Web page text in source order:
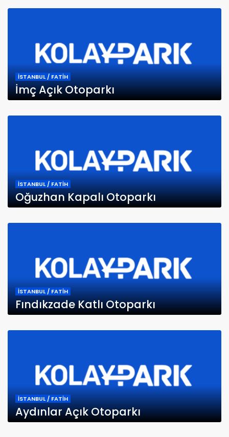
İSTANBUL / FATİH
İmç Açık Otoparkı
İSTANBUL / FATİH
Oğuzhan Kapalı Otoparkı
İSTANBUL / FATİH
Fındıkzade Katlı Otoparkı
İSTANBUL / FATİH
Aydınlar Açık Otoparkı